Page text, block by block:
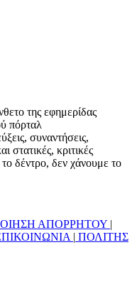
της εφημερίδας
πόρταλ
συναντήσεις,
στατικές, κριτικές
δέντρο, δεν χάνουμε το
ΑΠΟΡΡΗΤΟΥ |
| ΠΟΛΙΤΗΣ